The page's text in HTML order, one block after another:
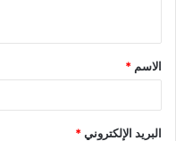
الاسم *
البريد الإلكتروني*